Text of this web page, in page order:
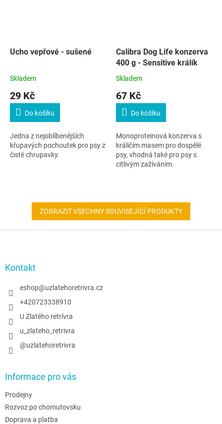
Ucho vepřové - sušené
Skladem
29 Kč
Do košíku
Jedna z nejoblíbenějších
křupavých pochoutek pro psy z
čisté chrupavky.
Calibra Dog Life konzerva
400 g - Sensitive králík
Skladem
67 Kč
Do košíku
Monoproteinová konzerva s
králičím masem pro dospělé
psy, vhodná také pro psy s
citlivým zažíváním.
ZOBRAZIT VŠECHNY SOUVISEJÍCÍ PRODUKTY
Kontakt
eshop@uzlatehoretrivra.cz
+420723338910
U Zlatého retrívra
u_zlateho_retrivra
@uzlatehoretrivra
Informace pro vás
Prodejny
Rozvoz po chomutovsku
Doprava a platba